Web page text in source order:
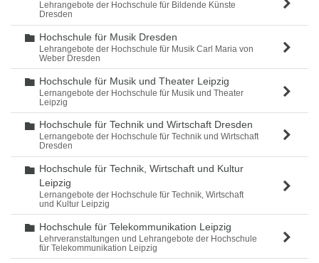
Lehrangebote der Hochschule für Bildende Künste
Dresden
Ordner
Hochschule für Musik Dresden
Lehrangebote der Hochschule für Musik Carl Maria von
Weber Dresden
Ordner
Hochschule für Musik und Theater Leipzig
Lernangebote der Hochschule für Musik und Theater
Leipzig
Ordner
Hochschule für Technik und Wirtschaft Dresden
Lernangebote der Hochschule für Technik und Wirtschaft
Dresden
Ordner
Hochschule für Technik, Wirtschaft und Kultur
Leipzig
Lernangebote der Hochschule für Technik, Wirtschaft
und Kultur Leipzig
Ordner
Hochschule für Telekommunikation Leipzig
Lehrveranstaltungen und Lehrangebote der Hochschule
für Telekommunikation Leipzig